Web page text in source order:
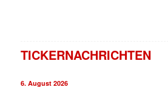
TICKERNACHRICHTEN
6. August 2026